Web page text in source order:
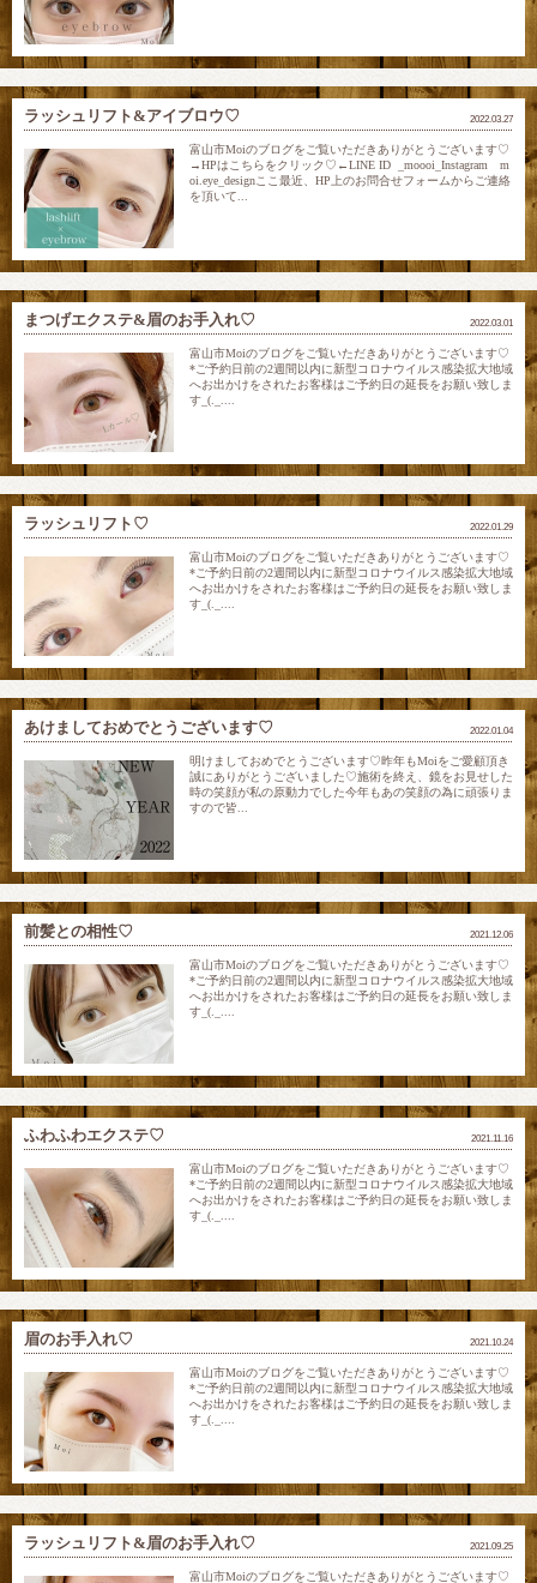
2022.03.27
ラッシュリフト&アイブロウ♡
富山市Moiのブログをご覧いただきありがとうございます♡
→HPはこちらをクリック♡←LINE ID _moooi_Instagram m
oi.eye_designここ最近、HP上のお問合せフォームからご連絡
を頂いて...
2022.03.01
まつげエクステ&眉のお手入れ♡
富山市Moiのブログをご覧いただきありがとうございます♡
*ご予約日前の2週間以内に新型コロナウイルス感染拡大地域
へお出かけをされたお客様はご予約日の延長をお願い致しま
す_(._....
2022.01.29
ラッシュリフト♡
富山市Moiのブログをご覧いただきありがとうございます♡
*ご予約日前の2週間以内に新型コロナウイルス感染拡大地域
へお出かけをされたお客様はご予約日の延長をお願い致しま
す_(._....
2022.01.04
あけましておめでとうございます♡
明けましておめでとうございます♡昨年もMoiをご愛顧頂き
誠にありがとうございました♡施術を終え、鏡をお見せした
時の笑顔が私の原動力でした今年もあの笑顔の為に頑張りま
すので皆...
2021.12.06
前髪との相性♡
富山市Moiのブログをご覧いただきありがとうございます♡
*ご予約日前の2週間以内に新型コロナウイルス感染拡大地域
へお出かけをされたお客様はご予約日の延長をお願い致しま
す_(._....
2021.11.16
ふわふわエクステ♡
富山市Moiのブログをご覧いただきありがとうございます♡
*ご予約日前の2週間以内に新型コロナウイルス感染拡大地域
へお出かけをされたお客様はご予約日の延長をお願い致しま
す_(._....
2021.10.24
眉のお手入れ♡
富山市Moiのブログをご覧いただきありがとうございます♡
*ご予約日前の2週間以内に新型コロナウイルス感染拡大地域
へお出かけをされたお客様はご予約日の延長をお願い致しま
す_(._....
2021.09.25
ラッシュリフト&眉のお手入れ♡
富山市Moiのブログをご覧いただきありがとうございます♡